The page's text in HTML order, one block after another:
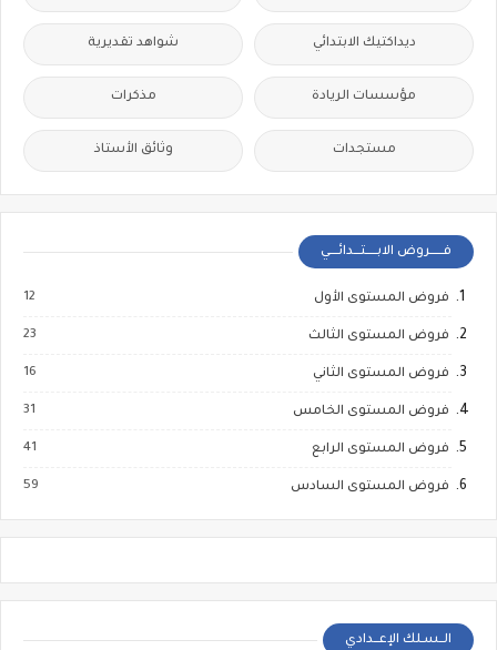
ديداكتيك الابتدائي شواهد تقديرية
مؤسسات الريادة مذكرات
مستجدات وثائق الأستاذ
فــــــروض الابـــــتـــدائــــي
فروض المستوى الأول 12
فروض المستوى الثالث 23
فروض المستوى الثاني 16
فروض المستوى الخامس 31
فروض المستوى الرابع 41
فروض المستوى السادس 59
الــسـلك الإعــدادي